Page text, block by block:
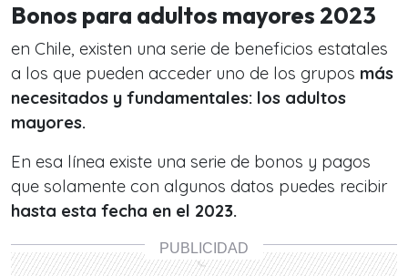
Bonos para adultos mayores 2023
en Chile, existen una serie de beneficios estatales
a los que pueden acceder uno de los grupos más
necesitados y fundamentales: los adultos
mayores.
En esa línea existe una serie de bonos y pagos
que solamente con algunos datos puedes recibir
hasta esta fecha en el 2023.